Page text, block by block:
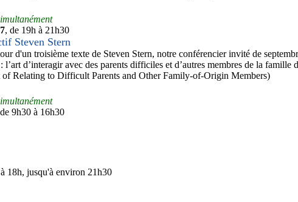
, de 19h à 21h30
Steven Stern
d'un troisième texte de Steven Stern, notre conférencier invité de
l’art d’interagir avec des parents difficiles et d’autres membres de la famille
Relating to Difficult Parents and Other Family-of-Origin Members)
9h30 à 16h30
18h, jusqu'à environ 21h30